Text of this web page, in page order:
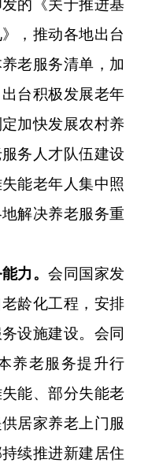
的《关于推进基
，推动各地出台
老服务清单，加
台积极发展老年
加快发展农村养
务人才队伍建设
能老年人集中照
解决养老服务重
力。会同国家发
龄化工程，安排
设施建设。会同
养老服务提升行
能、部分失能老
居家养老上门服
续推进新建居住